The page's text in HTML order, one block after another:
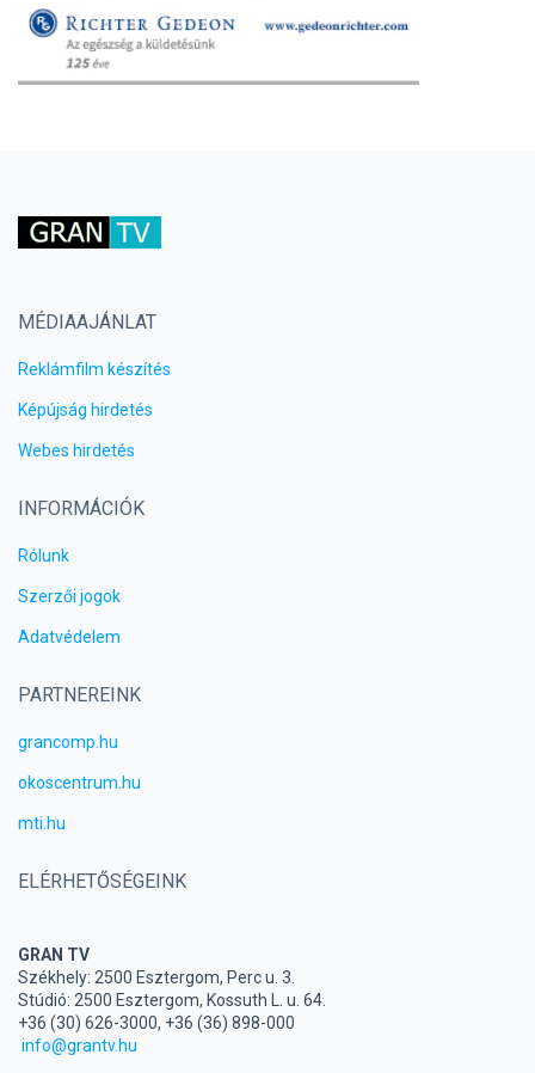
MÉDIAAJÁNLAT
Reklámfilm készítés
Képújság hirdetés
Webes hirdetés
INFORMÁCIÓK
Rólunk
Szerzői jogok
Adatvédelem
PARTNEREINK
grancomp.hu
okoscentrum.hu
mti.hu
ELÉRHETŐSÉGEINK
GRAN TV
Székhely: 2500 Esztergom, Perc u. 3.
Stúdió: 2500 Esztergom, Kossuth L. u. 64.
+36 (30) 626-3000, +36 (36) 898-000
info@grantv.hu